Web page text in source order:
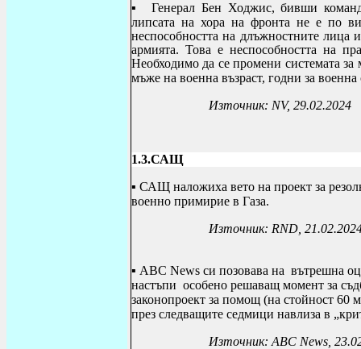
▪Генерал Бен Ходжис, бивши
липсата на хора на фронта не е по
неспособността на длъжностните лица
армията. Това е неспособността на
Необходимо да се промени системата за
мъже на военна възраст, годни за военна
Източник: NV, 29.02.2024
1.3.САЩ
▪ САЩ наложиха вето на проект за
военно примирие в Газа.
Източник: RND ,
▪ ABC News си позовава на вътрешна
настъпи особено решаващ момент за
законопроект за помощ (на стойност
през следващите седмици навлиза в
Източник: ABC News ,